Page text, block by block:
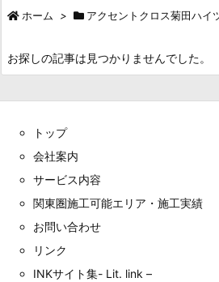
ホーム > アクセントクロス菊田ハイ
お探しの記事は見つかりませんでした。
トップ
会社案内
サービス内容
関東圏施工可能エリア・施工実績
お問い合わせ
リンク
INKサイト集- Lit. link –